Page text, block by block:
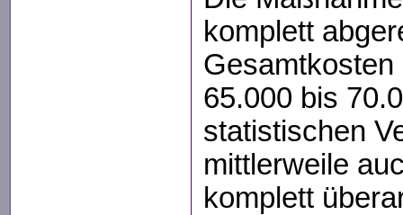
komplett
65.000 bis
statistischen
mittlerweile
komplett